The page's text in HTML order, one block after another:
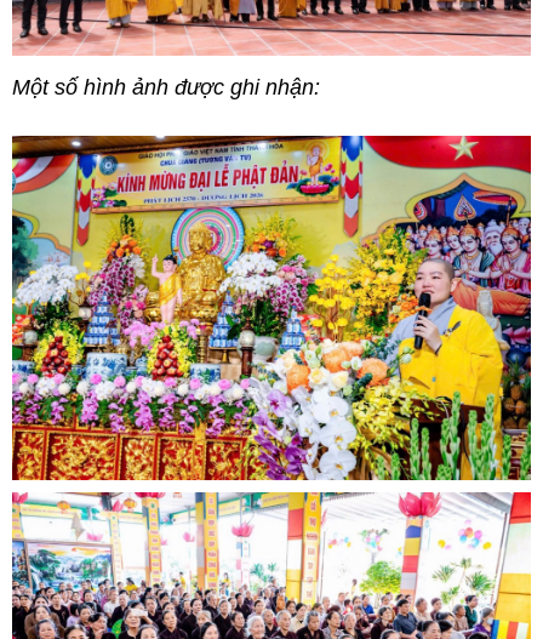
Một số hình ảnh được ghi nhận: